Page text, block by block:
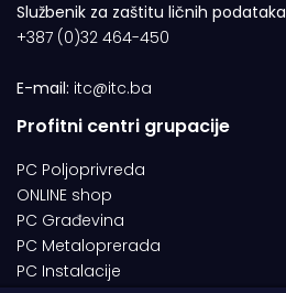
Službenik za zaštitu ličnih podataka
+387 (0)32 464-450
E-mail: itc@itc.ba
Profitni centri grupacije
PC Poljoprivreda
ONLINE shop
PC Građevina
PC Metaloprerada
PC Instalacije